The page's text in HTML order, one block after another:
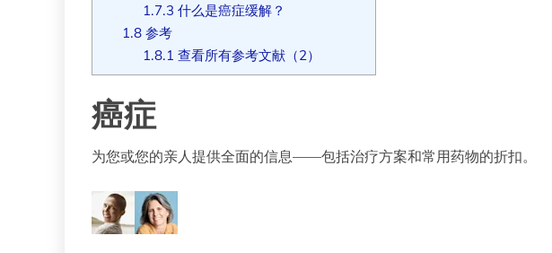
1.7.3 什么是癌症缓解？
1.8参考
1.8.1 查看所有参考文献（2）
癌症
为您或您的亲人提供全面的信息——包括治疗方案和常用药物的折扣。